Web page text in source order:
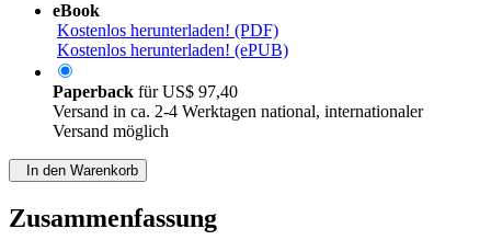
eBook
Kostenlos herunterladen! (PDF)
Kostenlos herunterladen! (ePUB)
Paperback fürUS$ 97,40
Versand in ca. 2-4 Werktagen national, internationaler
Versand möglich
In den Warenkorb
Zusammenfassung